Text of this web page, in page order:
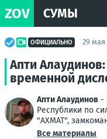
ZOV СУМЫ
ОФИЦИАЛЬНО 29 мая
Апти
временной
Апти Алаудинов -
Республики по
"АХМАТ",
Народной
Все материалы